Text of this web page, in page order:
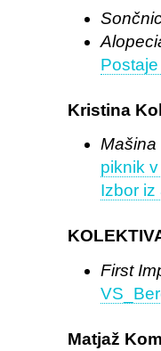
Kristina
Mašina
piknik
Izbor iz
First
Matjaž